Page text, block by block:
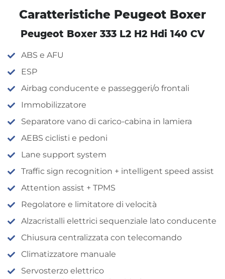
Caratteristiche Peugeot Boxer
Peugeot Boxer 333 L2 H2 Hdi 140 CV
ABS e AFU
ESP
Airbag conducente e passeggeri/o frontali
Immobilizzatore
Separatore vano di carico-cabina in lamiera
AEBS ciclisti e pedoni
Lane support system
Traffic sign recognition + intelligent speed assist
Attention assist + TPMS
Regolatore e limitatore di velocità
Alzacristalli elettrici sequenziale lato conducente
Chiusura centralizzata con telecomando
Climatizzatore manuale
Servosterzo elettrico